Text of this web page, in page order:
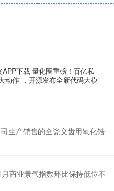
APP下载 量化圈重磅！百亿私
动作”，开源发布全新代码大模
生产销售的全瓷义齿用氧化锆
商业景气指数环比保持低位不